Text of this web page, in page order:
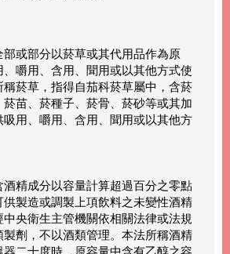
或部分以菸草或其代用品作為原
嚼用、含用、聞用或以其他方式使
稱菸草，指得自茄科菸草屬中，含菸
苗、菸種子、菸骨、菸砂等或其加
吸用、嚼用、含用、聞用或以其他方
精成分以容量計算超過百分之零點
供製造或調製上項飲料之未變性酒精
央衛生主管機關依相關法律或法規
劑，不以酒類管理。本法所稱酒精
器二十度時，原容量中含有乙醇之容